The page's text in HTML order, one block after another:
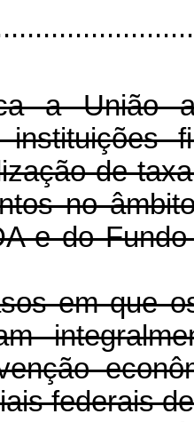
a União
instituições
de
no
e do
em que
federais